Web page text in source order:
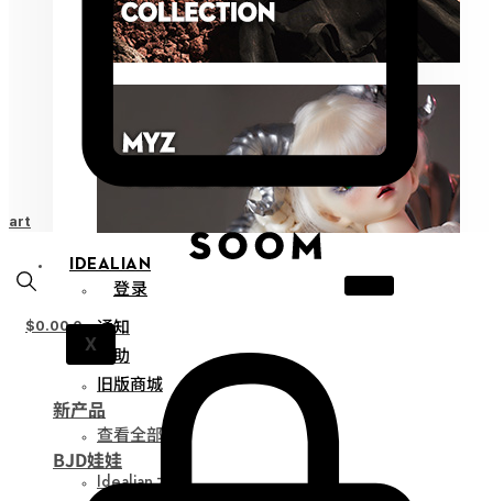
IDEALIAN
登录
X
通知
帮助
旧版商城
新产品
查看全部
BJD娃娃
Idealian 75
$0.00 0